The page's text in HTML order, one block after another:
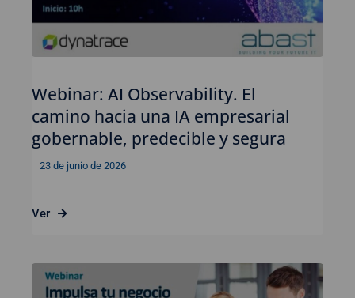
Webinar: AI Observability. El
camino hacia una IA empresarial
gobernable, predecible y segura
23 de junio de 2026
Ver